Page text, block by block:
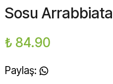
Sosu
₺ 84.90
Paylaş: